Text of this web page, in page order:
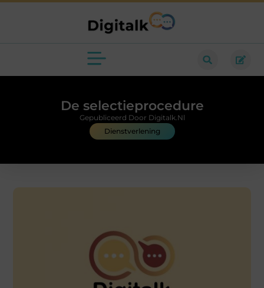
De selectieprocedure
Dienstverlening
Gepubliceerd Door Digitalk.nl